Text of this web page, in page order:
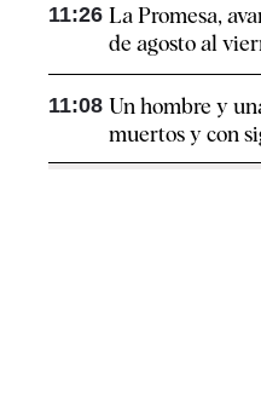
11:26 La Promesa,
de agosto al
11:08 Un hombre y
muertos y con